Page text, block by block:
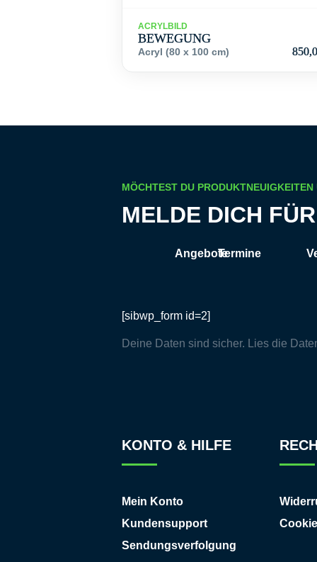
ACRYLBILD
BEWEGUNG
Acryl (80 x 100 cm)
MÖCHTEST DU PRODUKTNEUIGKEITEN
MELDE DICH
AngeboteTermine
[sibwp_form id=2]
Deine Daten sind sicher. Lies die
KONTO & HILFE
Mein Konto
Kundensupport
Sendungsverfolgung